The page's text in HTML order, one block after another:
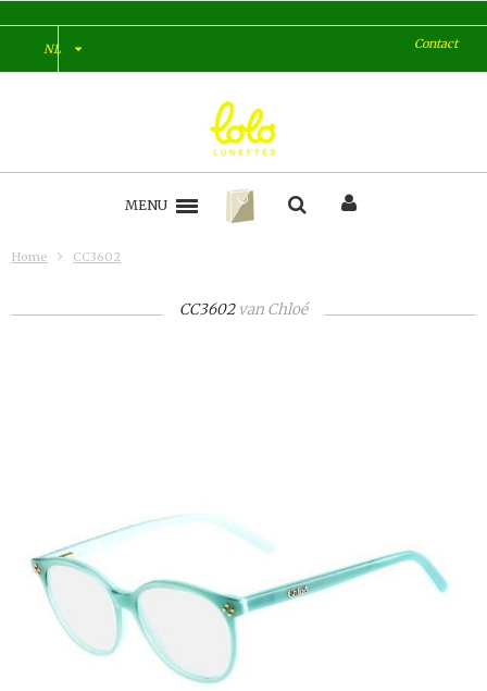
NL Contact
MENU
Home CC3602
CC3602 van Chloé